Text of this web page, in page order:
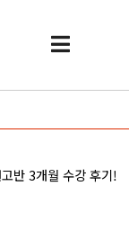
반 3개월 수강 후기!